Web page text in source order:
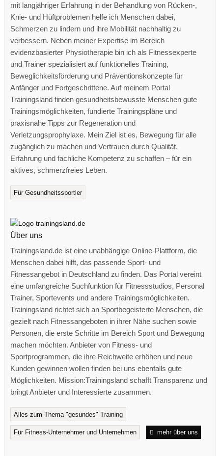
mit langjähriger Erfahrung in der Behandlung von Rücken-,
Knie- und Hüftproblemen helfe ich Menschen dabei,
Schmerzen zu lindern und ihre Mobilität nachhaltig zu
verbessern. Neben meiner Expertise im Bereich
evidenzbasierter Physiotherapie bin ich als Fitnessexperte
und Trainer spezialisiert auf funktionelles Training,
Beweglichkeitsförderung und Präventionskonzepte für
Anfänger und Fortgeschrittene. Auf meinem Portal
Trainingsland finden gesundheitsbewusste Menschen gute
Trainingsmöglichkeiten, fundierte Trainingspläne und
praxisnahe Tipps zur Regeneration und
Verletzungsprophylaxe. Mein Ziel ist es, Bewegung für alle
zugänglich zu machen und Vertrauen durch Qualität,
Erfahrung und fachliche Kompetenz zu schaffen – für ein
aktives, schmerzfreies Leben.
Für Gesundheitssportler
Über uns
Trainingsland.de ist eine unabhängige Online-Plattform, die
Menschen dabei hilft, das passende Sport- und
Fitnessangebot in Deutschland zu finden. Das Portal vereint
eine umfangreiche Suchfunktion für Fitnessstudios, Personal
Trainer, Sportevents und andere Trainingsmöglichkeiten.
Trainingsland richtet sich an Sportbegeisterte Menschen, die
gezielt nach Fitnessangeboten in ihrer Nähe suchen sowie
Personen, die erste Schritte im Bereich Sport und Bewegung
machen möchten. Anbieter von Fitness- und
Sportprogrammen, die ihre Reichweite erhöhen und neue
Kunden gewinnen wollen finden bei uns ebenfalls gute
Möglichkeiten. Mission:Trainingsland schafft Transparenz und
bringt Anbieter und Interessierte zusammen.
Alles zum Thema "gesundes" Training
Für Fitness-Unternehmer und Unternehmen mehr über uns